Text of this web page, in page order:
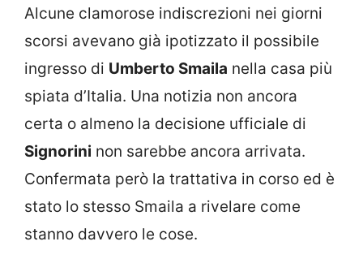
Alcune clamorose indiscrezioni nei giorni
scorsi avevano già ipotizzato il possibile
ingresso di Umberto Smaila nella casa più
spiata d’Italia. Una notizia non ancora
certa o almeno la decisione ufficiale di
Signorini non sarebbe ancora arrivata.
Confermata però la trattativa in corso ed è
stato lo stesso Smaila a rivelare come
stanno davvero le cose.